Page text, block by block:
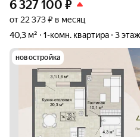
6 327 100 ₽
от 22 373 ₽ в месяц
40,3 м²
1-комн. квартира 3
новостройка